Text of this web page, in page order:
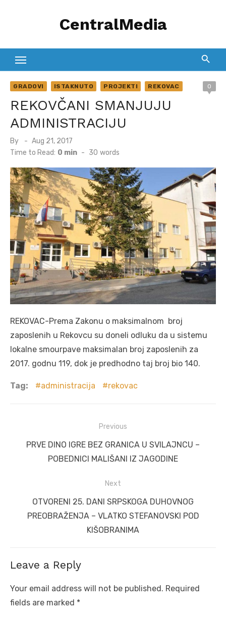
CentralMedia
GRADOVI ISTAKNUTO PROJEKTI REKOVAC 0
REKOVČANI SMANJUJU
ADMINISTRACIJU
By
Posted
on
Aug 21, 2017
Time to Read: 0 min - 30 words
REKOVAC-Prema Zakonu o maksimalnom broj
zaposlenih u Rekovcu su doneli odluku da u sistemu
lokalne smourpave maksimalan broj zaposlenih za
2017. godnu 119, dok je predhodno taj broj bio 140.
Tag: administracija rekovac
navigation
Previous
Previous
PRVE DINO IGRE BEZ GRANICA U SVILAJNCU –
POBEDNICI MALIŠANI IZ JAGODINE
Next
post:
OTVORENI 25. DANI SRPSKOGA DUHOVNOG
PREOBRAŽENJA – VLATKO STEFANOVSKI POD
KIŠOBRANIMA
Leave a Reply
Your email address will not be published. Required
fields are marked *